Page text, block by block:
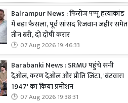
Balrampur News : फिरोज पप्पू हत्याकांड
में बड़ा फैसला, पूर्व सांसद रिजवान जहीर समेत
तीन बरी, दो दोषी करार
07 Aug 2026 19:46:33
Barabanki News : SRMU पहुंचे सनी
देओल, करण देओल और प्रीति जिंटा, 'बंटवारा
1947' का किया प्रमोशन
07 Aug 2026 19:38:31